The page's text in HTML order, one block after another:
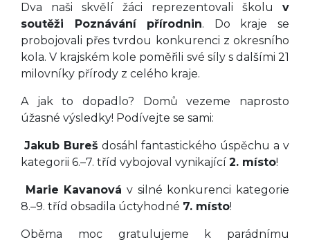
Dva naši skvělí žáci reprezentovali školu v
soutěži Poznávání přírodnin. Do kraje se
probojovali přes tvrdou konkurenci z okresního
kola. V krajském kole poměřili své síly s dalšími 21
milovníky přírody z celého kraje.
A jak to dopadlo? Domů vezeme naprosto
úžasné výsledky! Podívejte se sami:
Jakub Bureš dosáhl fantastického úspěchu a v
kategorii 6.–7. tříd vybojoval vynikající 2. místo!
Marie Kavanová v silné konkurenci kategorie
8.–9. tříd obsadila úctyhodné 7. místo!
Oběma moc gratulujeme k parádnímu